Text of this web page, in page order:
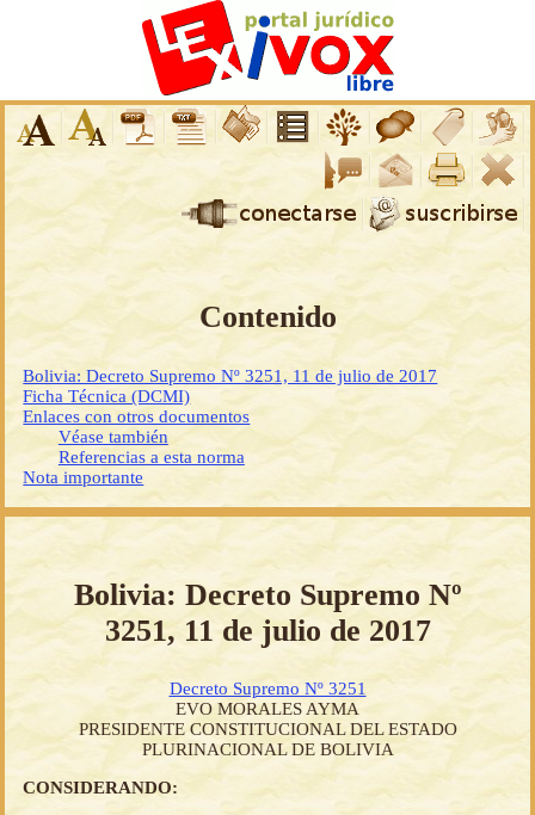
Contenido
Bolivia: Decreto Supremo Nº 3251, 11 de julio de 2017
Ficha Técnica (DCMI)
Enlaces con otros documentos
Véase también
Referencias a esta norma
Nota importante
Bolivia: Decreto Supremo Nº
3251, 11 de julio de 2017
Decreto Supremo Nº 3251
EVO MORALES AYMA
PRESIDENTE CONSTITUCIONAL DEL ESTADO
PLURINACIONAL DE BOLIVIA
CONSIDERANDO: